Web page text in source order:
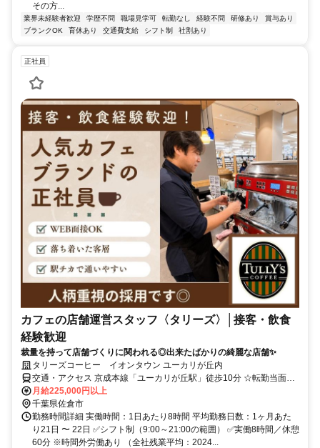
その方...
業界未経験者歓迎 学歴不問 職場見学可 転勤なし 経験不問 研修あり
賞与あり
ブランクOK
育休あり 交通費支給 シフト制 社割あり
正社員
カフェの店舗運営スタッフ〈タリーズ〉│接客・飲食
経験歓迎
裁量を持って店舗づくりに関われる◎出来たばかりの綺麗な店舗✨
タリーズコーヒー イオンタウン ユーカリが丘内
交通・アクセス 京成本線「ユーカリが丘駅」徒歩10分 ☆転勤当面な
し（2号店以上を出店した場合配属替えの可能性あり）
月給225,000円以上
千葉県佐倉市
勤務時間詳細 実働時間：1日あたり8時間 平均勤務日数：1ヶ月あた
り21日 〜 22日 ✅シフト制（9:00～21:00の範囲） ✅実働8時間／休憩
60分 ※時間外労働あり （全社残業平均：2024...